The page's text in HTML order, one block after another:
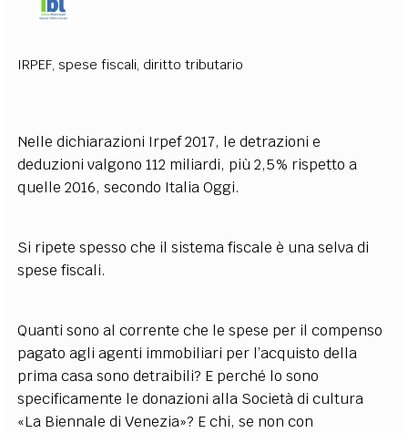
IRPEF,spese fiscali, diritto tributario
Nelle dichiarazioni Irpef 2017, le detrazioni e
deduzioni valgono 112 miliardi, più 2,5% rispetto a
quelle 2016, secondo Italia Oggi.
Si ripete spesso che il sistema fiscale è una selva di
spese fiscali.
Quanti sono al corrente che le spese per il compenso
pagato agli agenti immobiliari per l’acquisto della
prima casa sono detraibili? E perché lo sono
specificamente le donazioni alla Società di cultura
«La Biennale di Venezia»? E chi, se non con